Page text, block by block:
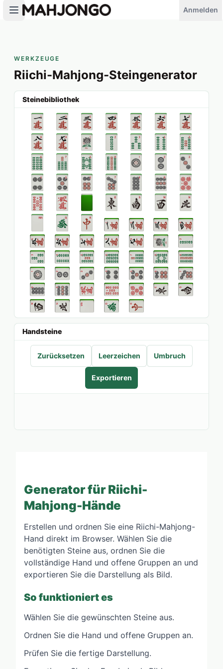
Anmelden
WERKZEUGE
Riichi-Mahjong-Steingenerator
Steinebibliothek
Handsteine
Zurücksetzen Leerzeichen Umbruch
Exportieren
Generator für Riichi-
Mahjong-Hände
Erstellen und ordnen Sie eine Riichi-Mahjong-
Hand direkt im Browser. Wählen Sie die
benötigten Steine aus, ordnen Sie die
vollständige Hand und offene Gruppen an und
exportieren Sie die Darstellung als Bild.
So funktioniert es
Wählen Sie die gewünschten Steine aus.
Ordnen Sie die Hand und offene Gruppen an.
Prüfen Sie die fertige Darstellung.